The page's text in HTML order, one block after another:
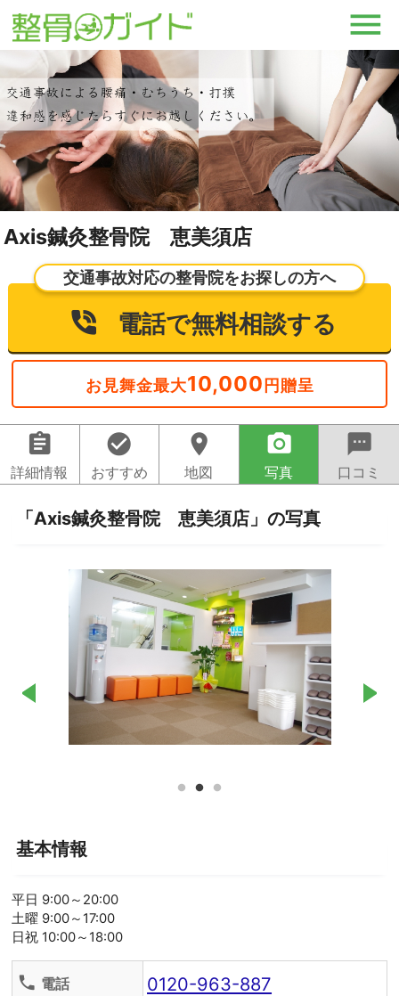
Axis鍼灸整骨院 恵美須店
交通事故対応の整骨院をお探しの方へ
電話で無料相談する
お見舞金最大10,000 円贈呈
assignment
詳細情報
check_circle
おすすめ
location_on
地図
camera_alt
写真
sms
口コミ
「Axis鍼灸整骨院 恵美須店」の写真
基本情報
平日 9:00～20:00
土曜 9:00～17:00
日祝 10:00～18:00
phone 電話 0120-963-887